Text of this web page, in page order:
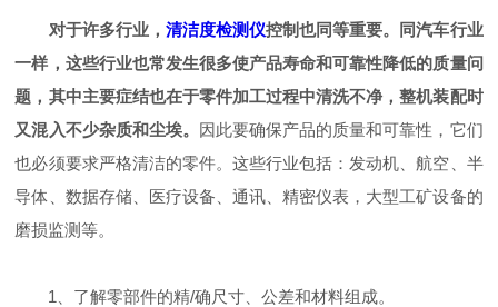
对于许多行业， 清洁度检测仪控制也同等重要。同汽车行业
一样，这些行业也常发生很多使产品寿命和可靠性降低的质量问
题，其中主要症结也在于零件加工过程中清洗不净，整机装配时
又混入不少杂质和尘埃。 因此要确保产品的质量和可靠性，它们
也必须要求严格清洁的零件。这些行业包括：发动机、航空、半
导体、数据存储、医疗设备、通讯、精密仪表，大型工矿设备的
磨损监测等。
1、了解零部件的精/确尺寸、公差和材料组成。